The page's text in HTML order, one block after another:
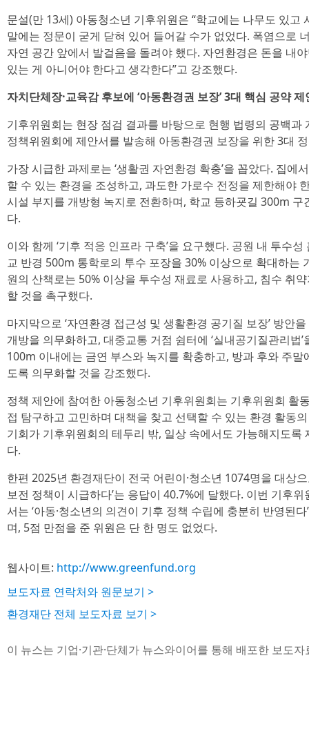
문설(만 13세) 아동청소년 기후위원은 “학교에는 나무도 있고
말에는 정문이 굳게 닫혀 있어 들어갈 수가 없었다. 폭염으로
자연 공간 앞에서 발걸음을 돌려야 했다. 자연환경은 돈을 내
있는 게 아니어야 한다고 생각한다”고 강조했다.
자치단체장·교육감 후보에 ‘아동환경권 보장’ 3대 핵심 공약 제
기후위원회는 현장 점검 결과를 바탕으로 현행 법령의 공백과
정책위원회에 제안서를 발송해 아동환경권 보장을 위한 3대
가장 시급한 과제로는 ‘생활권 자연환경 확충’을 꼽았다. 집에
할 수 있는 환경을 조성하고, 과도한 가로수 전정을 제한해야
시설 부지를 개방형 녹지로 전환하며, 학교 등하굣길 300m
다.
이와 함께 ‘기후 적응 인프라 구축’을 요구했다. 공원 내 투수
교 반경 500m 통학로의 투수 포장을 30% 이상으로 확대하는
원의 산책로는 50% 이상을 투수성 재료로 사용하고, 침수 취
할 것을 촉구했다.
마지막으로 ‘자연환경 접근성 및 생활환경 공기질 보장’ 방안
개방을 의무화하고, 대중교통 거점 쉼터에 ‘실내공기질관리법
100m 이내에는 금연 부스와 녹지를 확충하고, 방과 후와 주
도록 의무화할 것을 강조했다.
정책 제안에 참여한 아동청소년 기후위원회는 기후위원회 활
접 탐구하고 고민하며 대책을 찾고 선택할 수 있는 환경 활동
기회가 기후위원회의 테두리 밖, 일상 속에서도 가능해지도록
다.
한편 2025년 환경재단이 전국 어린이·청소년 1074명을 대상
보전 정책이 시급하다’는 응답이 40.7%에 달했다. 이번 기후
서는 ‘아동·청소년의 의견이 기후 정책 수립에 충분히 반영된
며, 5점 만점을 준 위원은 단 한 명도 없었다.
웹사이트: http://www.greenfund.org
보도자료 연락처와 원문보기 >
환경재단 전체 보도자료 보기 >
이 뉴스는 기업·기관·단체가 뉴스와이어를 통해 배포한 보도